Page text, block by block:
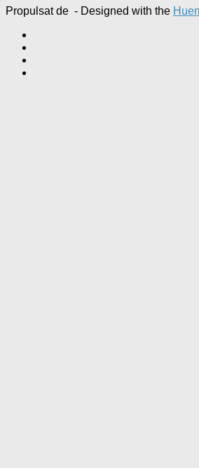
Propulsat de - Designed with the